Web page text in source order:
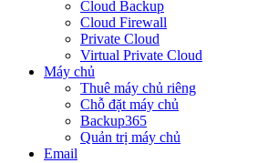
Cloud Backup
Cloud Firewall
Private Cloud
Virtual Private Cloud
Máy chủ
Thuê máy chủ riêng
Chỗ đặt máy chủ
Backup365
Quản trị máy chủ
Email